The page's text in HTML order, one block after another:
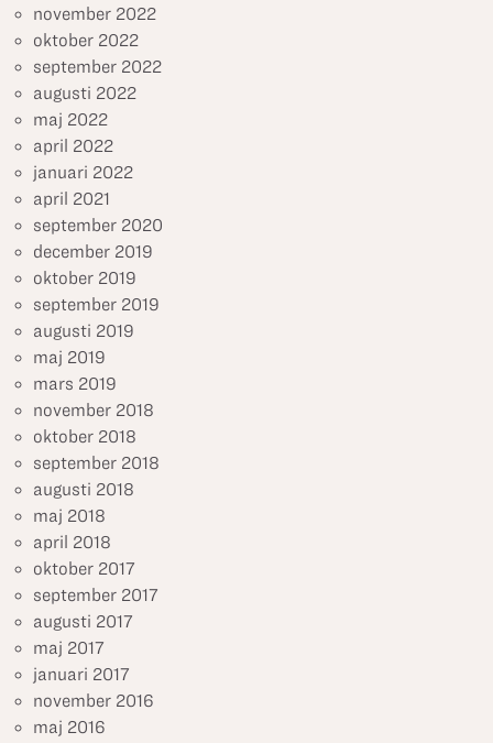
november 2022
oktober 2022
september 2022
augusti 2022
maj 2022
april 2022
januari 2022
april 2021
september 2020
december 2019
oktober 2019
september 2019
augusti 2019
maj 2019
mars 2019
november 2018
oktober 2018
september 2018
augusti 2018
maj 2018
april 2018
oktober 2017
september 2017
augusti 2017
maj 2017
januari 2017
november 2016
maj 2016